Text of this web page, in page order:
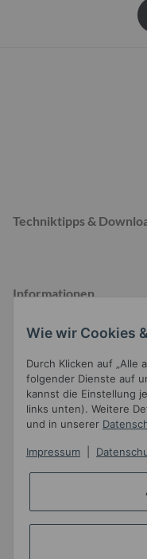
Techniktipps &
Informationen
Gesetzliche
* Alle
Wie wir Cookies
Durch Klicken auf „Alle
folgender Dienste auf
kannst die Einstellung
links unten). Weitere
und in unserer
Impressum